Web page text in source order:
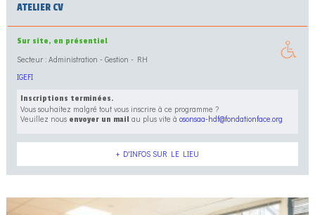
ATELIER CV
Sur site, en présentiel
Secteur : Administration - Gestion - RH
IGEFI
Inscriptions terminées.
Vous souhaitez malgré tout vous inscrire à ce programme ?
Veuillez nous envoyer un mailau plus vite à osonsaa-hdf@fondationface.org
+ D'INFOS SUR LE LIEU